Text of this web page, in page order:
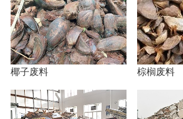
椰子废料 棕榈废料